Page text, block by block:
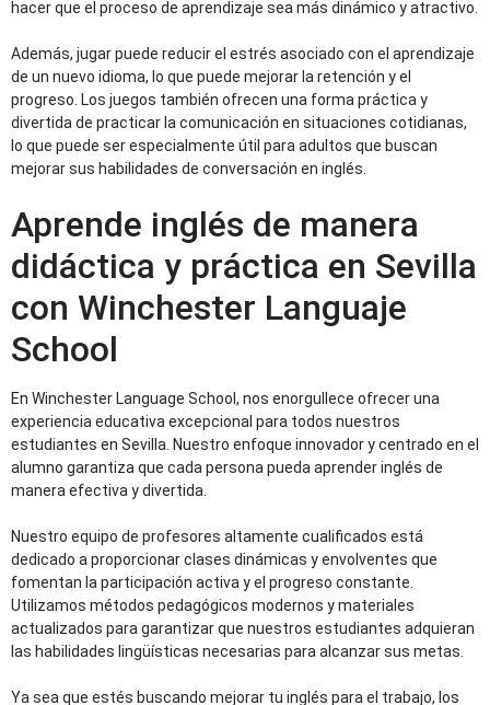
hacer que el proceso de aprendizaje sea más dinámico y atractivo.
Además, jugar puede reducir el estrés asociado con el aprendizaje
de un nuevo idioma, lo que puede mejorar la retención y el
progreso. Los juegos también ofrecen una forma práctica y
divertida de practicar la comunicación en situaciones cotidianas,
lo que puede ser especialmente útil para adultos que buscan
mejorar sus habilidades de conversación en inglés.
Aprende inglés de manera
didáctica y práctica en Sevilla
con Winchester Languaje
School
En Winchester Language School, nos enorgullece ofrecer una
experiencia educativa excepcional para todos nuestros
estudiantes en Sevilla. Nuestro enfoque innovador y centrado en el
alumno garantiza que cada persona pueda aprender inglés de
manera efectiva y divertida.
Nuestro equipo de profesores altamente cualificados está
dedicado a proporcionar clases dinámicas y envolventes que
fomentan la participación activa y el progreso constante.
Utilizamos métodos pedagógicos modernos y materiales
actualizados para garantizar que nuestros estudiantes adquieran
las habilidades lingüísticas necesarias para alcanzar sus metas.
Ya sea que estés buscando mejorar tu inglés para el trabajo, los